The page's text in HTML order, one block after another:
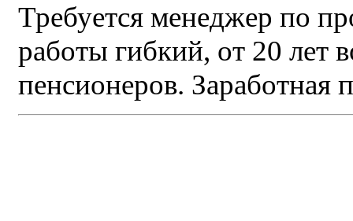
Требуется менеджер по
работы гибкий, от 20 лет
пенсионеров. Заработная